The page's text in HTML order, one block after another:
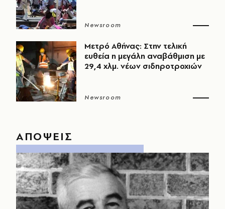
Newsroom
Μετρό Αθήνας: Στην τελική
ευθεία η μεγάλη αναβάθμιση με
29,4 χλμ. νέων σιδηροτροχιών
Newsroom
ΑΠΟΨΕΙΣ